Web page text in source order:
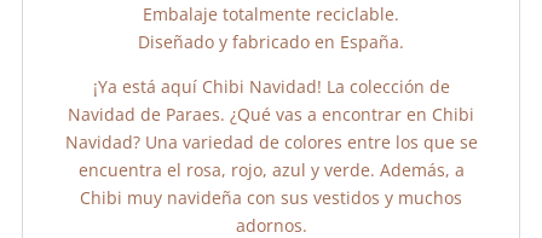
Embalaje totalmente reciclable.
Diseñado y fabricado en España.
¡Ya está aquí Chibi Navidad! La colección de
Navidad de Paraes. ¿Qué vas a encontrar en Chibi
Navidad? Una variedad de colores entre los que se
encuentra el rosa, rojo, azul y verde. Además, a
Chibi muy navideña con sus vestidos y muchos
adornos.